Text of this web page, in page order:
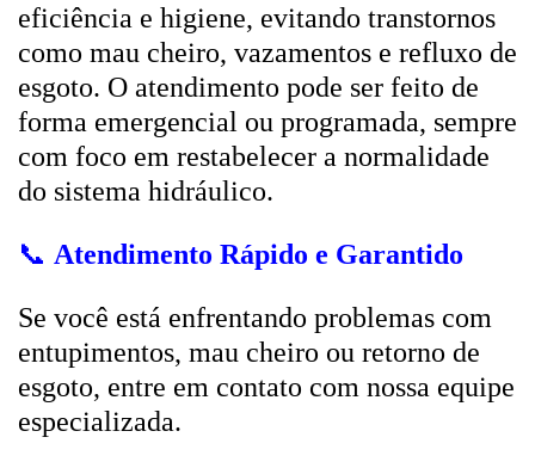
eficiência e higiene, evitando transtornos
como mau cheiro, vazamentos e refluxo de
esgoto. O atendimento pode ser feito de
forma emergencial ou programada, sempre
com foco em restabelecer a normalidade
do sistema hidráulico.
📞 Atendimento Rápido e Garantido
Se você está enfrentando problemas com
entupimentos, mau cheiro ou retorno de
esgoto, entre em contato com nossa equipe
especializada.